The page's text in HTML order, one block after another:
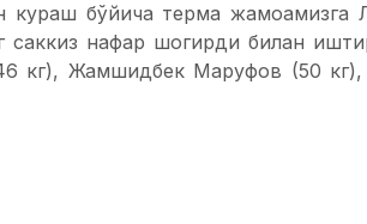
бўйича терма жамоамизга
саккиз нафар шогирди билан
кг), Жамшидбек Маруфов (50